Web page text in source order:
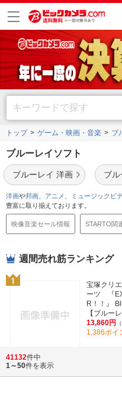
トップ ゲーム・映画・音楽 ブ
ブルーレイソフト
ブルーレイ 洋画 ブ
洋画や邦画 アニメ ミュージックビ
豊富に取り揃えております。
映像音楽セール情報 STARTO関
週間売れ筋ランキング
宝塚クリ
ーツ 『
R！！』
【ブルーレ
13,860円
1,386ポイ
41132件中
1～50件を表示